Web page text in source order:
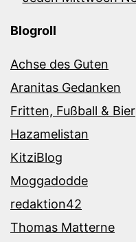
Blogroll
Achse des Guten
Aranitas Gedanken
Fritten, Fußball & Bier
Hazamelistan
KitziBlog
Moggadodde
redaktion42
Thomas Matterne